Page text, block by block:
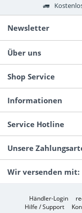
Newsletter
Über uns
Shop Service
Informationen
Service Hotline
Unsere
Wir versenden mit:
Händler-Login
Hilfe / Support